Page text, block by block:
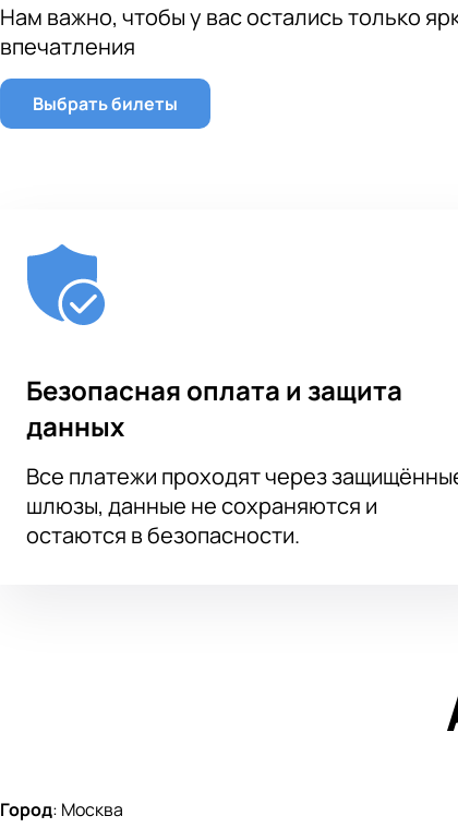
Нам важно, чтобы у вас остались только
впечатления
Выбрать билеты
Безопасная оплата и защита
данных
Все платежи проходят через
шлюзы, данные не сохраняются и
остаются в безопасности.
Город: Москва